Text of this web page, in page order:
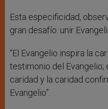
Esta especificidad,
gran desafío: unir
“El Evangelio inspira la
testimonio del Evangelio;
caridad y la caridad
Evangelio”.